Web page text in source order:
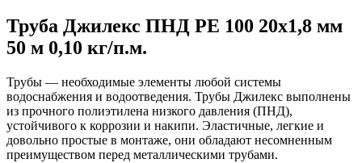
Труба Джилекс ПНД PE 100 20х1,8 мм
50 м 0,10 кг/п.м.
Трубы — необходимые элементы любой системы
водоснабжения и водоотведения. Трубы Джилекс выполнены
из прочного полиэтилена низкого давления (ПНД),
устойчивого к коррозии и накипи. Эластичные, легкие и
довольно простые в монтаже, они обладают несомненным
преимуществом перед металлическими трубами.